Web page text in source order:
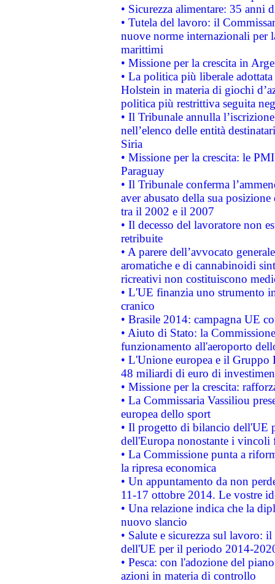
• Sicurezza alimentare: 35 anni
• Tutela del lavoro: il
nuove norme internazionali per
marittimi
• Missione per la crescita in
• La politica più liberale
Holstein in materia di giochi
politica più restrittiva seguita
• Il Tribunale annulla
nell’elenco delle entità
Siria
• Missione per la crescita: le
Paraguay
• Il Tribunale conferma
aver abusato della sua
tra il 2002 e il 2007
• Il decesso del lavoratore non
retribuite
• A parere dell’avvocato
aromatiche e di cannabinoidi
ricreativi non costituiscono
• L'UE finanzia uno strumento
cranico
• Brasile 2014: campagna UE
• Aiuto di Stato: la
funzionamento all'aeroporto
• L'Unione europea e il
48 miliardi di euro di
• Missione per la crescita:
• La Commissaria Vassiliou
europea dello sport
• Il progetto di bilancio dell'UE
dell'Europa nonostante i vincoli
• La Commissione punta a
la ripresa economica
• Un appuntamento da non
11-17 ottobre 2014. Le vostre
• Una relazione indica che la
nuovo slancio
• Salute e sicurezza sul lavoro:
dell'UE per il periodo 2014-
• Pesca: con l'adozione del
azioni in materia di controllo